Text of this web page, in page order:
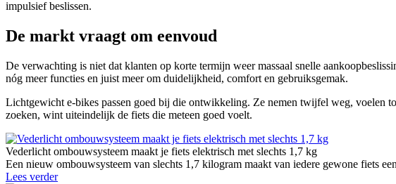
impulsief beslissen.
De markt vraagt om eenvoud
De verwachting is niet dat klanten op korte termijn weer massaal snelle
nóg meer functies en juist meer om duidelijkheid, comfort en gebruiksgemak.
Lichtgewicht e-bikes passen goed bij die ontwikkeling. Ze nemen twijfel weg, voelen
zoeken, wint uiteindelijk de fiets die meteen goed voelt.
Vederlicht ombouwsysteem maakt je fiets elektrisch met slechts 1,7 kg
Een nieuw ombouwsysteem van slechts 1,7 kilogram maakt van iedere gewone fiets
Lees verder